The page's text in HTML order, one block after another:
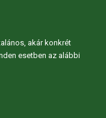
akár konkrét
esetben az alábbi